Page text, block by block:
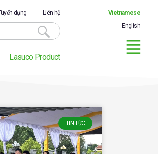
dụng Liên hệ
Lasuco Product
Vietnamese
English
TIN TỨC